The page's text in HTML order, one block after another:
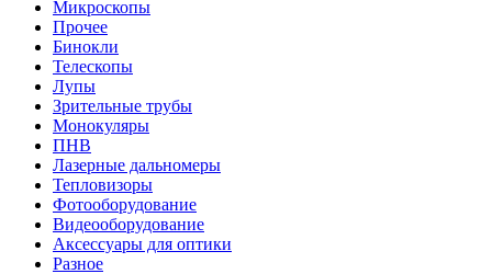
Микроскопы
Прочее
Бинокли
Телескопы
Лупы
Зрительные трубы
Монокуляры
ПНВ
Лазерные дальномеры
Тепловизоры
Фотооборудование
Видеооборудование
Аксессуары для оптики
Разное